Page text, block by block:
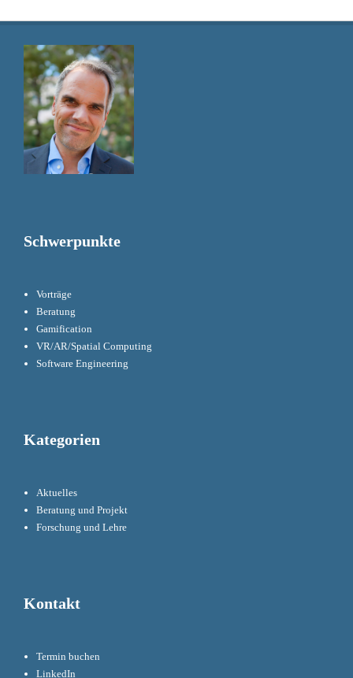
Schwerpunkte
Vorträge
Beratung
Gamification
VR/AR/Spatial Computing
Software Engineering
Kategorien
Aktuelles
Beratung und Projekt
Forschung und Lehre
Kontakt
Termin buchen
LinkedIn